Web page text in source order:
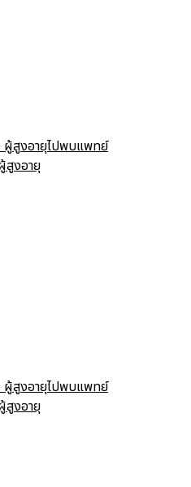
ผู้สูงอายุไปพบแพทย์
สูงอายุ
ผู้สูงอายุไปพบแพทย์
สูงอายุ